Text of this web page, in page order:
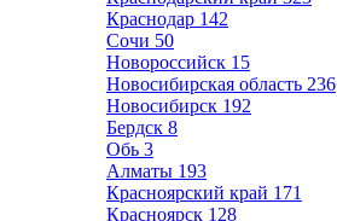
Краснодар 142
Сочи 50
Новороссийск 15
Новосибирская область 236
Новосибирск 192
Бердск 8
Обь 3
Алматы 193
Красноярский край 171
Красноярск 128